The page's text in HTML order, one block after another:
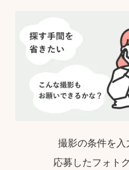
撮影の条件を入
応募したフォト